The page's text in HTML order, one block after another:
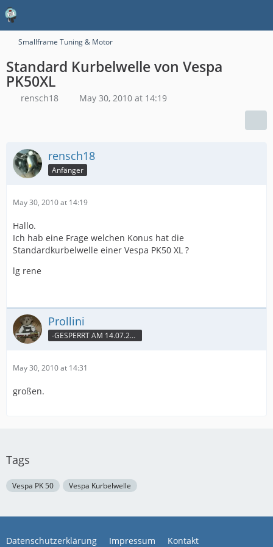
Smallframe Tuning & Motor
Standard Kurbelwelle von Vespa
PK50XL
rensch18 May 30, 2010 at 14:19
rensch18
Anfänger
May 30, 2010 at 14:19
Hallo.
Ich hab eine Frage welchen Konus hat die
Standardkurbelwelle einer Vespa PK50 XL ?
lg rene
Prollini
-GESPERRT AM 14.07.2010-
May 30, 2010 at 14:31
großen.
Tags
Vespa PK 50 Vespa Kurbelwelle
Datenschutzerklärung Impressum Kontakt